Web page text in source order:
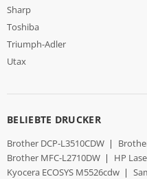
Sharp
Toshiba
Triumph-Adler
Utax
BELIEBTE DRUCKER
Brother DCP-L3510CDW |
Brother MFC-L2710DW | HP
Kyocera ECOSYS M5526cdw |